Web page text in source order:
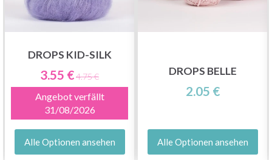
DROPS KID-SILK
3.55 €4.75 €
Angebot verfällt
31/08/2026
Alle Optionen ansehen
DROPS BELLE
2.05 €
Alle Optionen ansehen